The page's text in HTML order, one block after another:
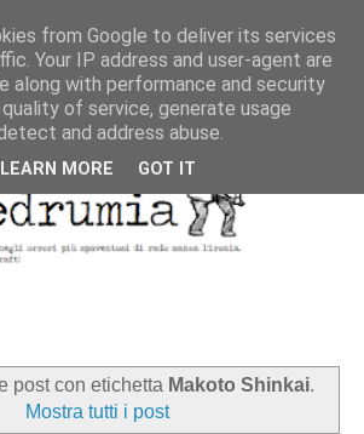
post con etichetta Makoto Shinkai.
Mostra tutti i post
from Google to deliver its services
Your IP address and user-agent are
along with performance and security
of service, generate usage
and address abuse.
LEARN MORE GOT IT